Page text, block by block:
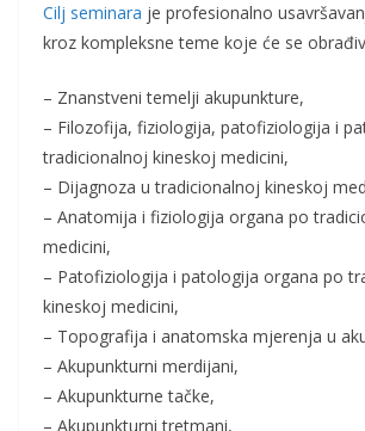
Cilj seminara je profesionalno
kroz kompleksne teme koje će se
– Znanstveni temelji akupunkture,
– Filozofija, fiziologija, patofiziologija i
tradicionalnoj kineskoj medicini,
– Dijagnoza u tradicionalnoj kineskoj
– Anatomija i fiziologija organa po
medicini,
– Patofiziologija i patologija organa po
kineskoj medicini,
– Topografija i anatomska mjerenja u
– Akupunkturni merdijani,
– Akupunkturne tačke,
– Akupunkturni tretmani,